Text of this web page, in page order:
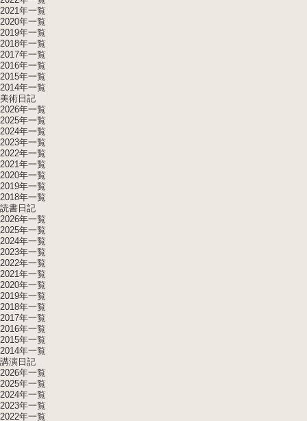
2021年一覧
2020年一覧
2019年一覧
2018年一覧
2017年一覧
2016年一覧
2015年一覧
2014年一覧
美術日記
2026年一覧
2025年一覧
2024年一覧
2023年一覧
2022年一覧
2021年一覧
2020年一覧
2019年一覧
2018年一覧
読書日記
2026年一覧
2025年一覧
2024年一覧
2023年一覧
2022年一覧
2021年一覧
2020年一覧
2019年一覧
2018年一覧
2017年一覧
2016年一覧
2015年一覧
2014年一覧
講演日記
2026年一覧
2025年一覧
2024年一覧
2023年一覧
2022年一覧